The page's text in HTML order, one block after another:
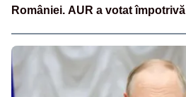
României. AUR a votat împotrivă